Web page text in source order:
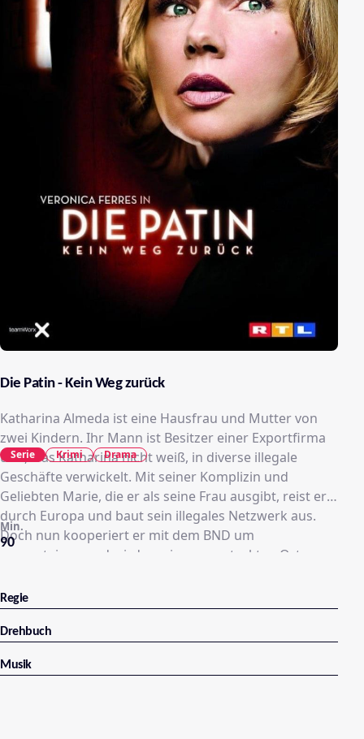
Die Patin - Kein Weg zurück
Katharina Almeda ist eine Hausfrau und Mutter von
zwei Kindern. Ihr Mann ist Besitzer einer Exportfirma
und, was Katharina nicht weiß, in diverse illegale
Geschäfte verwickelt. Mit seiner Komplizin und
Geliebten Marie, die er als seine Frau ausgibt, reist er
durch Europa und baut sein illegales Netzwerk aus.
Doch nun kooperiert er mit dem BND um
auszusteigen und wird an einem versteckten Ort
der Ermittlungen des BKA und die gemeinsamen
Kinder werden von Kriminellen bedroht. Katharina ist
gezwungen, fünf Millionen Euro von Moskau nach
Tonne Heroin auftreiben. Zwischenzeitlich bandelt
90
Min.
Serie Krimi Drama
Regie
Drehbuch
Musik